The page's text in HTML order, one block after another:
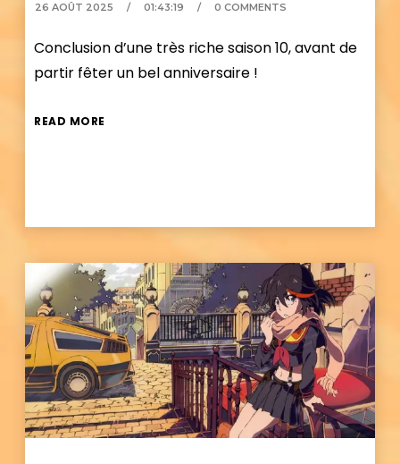
26 AOÛT 2025 01:43:19 0 COMMENTS
Conclusion d’une très riche saison 10, avant de
partir fêter un bel anniversaire !
READ MORE